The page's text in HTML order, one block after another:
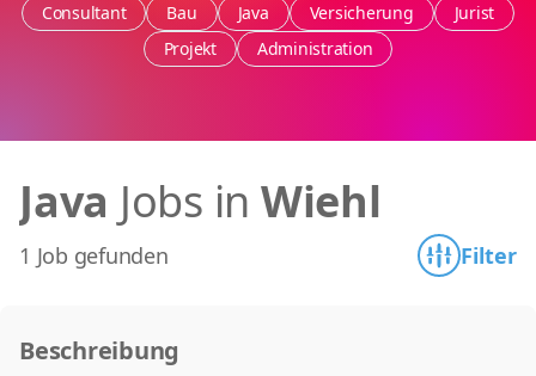
Consultant
Bau Java Versicherung
Jurist
Projekt
Administration
Java Jobs in Wiehl
1 Job gefunden Filter
Beschreibung